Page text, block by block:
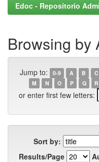
Edoc - Repositorio
Browsing by
Jump to: 0-9 A B C
M
N O P Q R
or enter first few letters:
Sort by:
Results/Page